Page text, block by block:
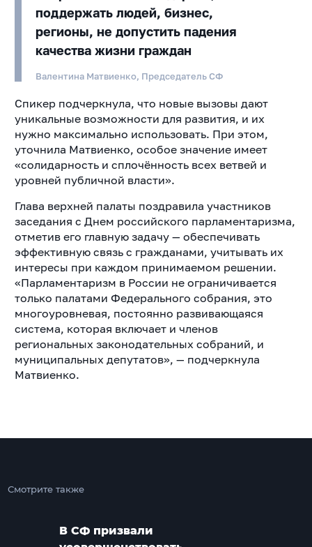
поддержать людей, бизнес,
регионы, не допустить падения
качества жизни граждан
Валентина Матвиенко, Председатель СФ
Спикер подчеркнула, что новые вызовы дают
уникальные возможности для развития, и их
нужно максимально использовать. При этом,
уточнила Матвиенко, особое значение имеет
«солидарность и сплочённость всех ветвей и
уровней публичной власти».
Глава верхней палаты поздравила участников
заседания с Днем российского парламентаризма,
отметив его главную задачу — обеспечивать
эффективную связь с гражданами, учитывать их
интересы при каждом принимаемом решении.
«Парламентаризм в России не ограничивается
только палатами Федерального собрания, это
многоуровневая, постоянно развивающаяся
система, которая включает и членов
региональных законодательных собраний, и
муниципальных депутатов», — подчеркнула
Матвиенко.
Смотрите также
В СФ призвали